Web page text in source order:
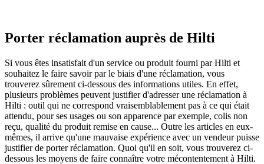
Porter réclamation auprès de Hilti
Si vous êtes insatisfait d'un service ou produit fourni par Hilti et
souhaitez le faire savoir par le biais d'une réclamation, vous
trouverez sûrement ci-dessous des informations utiles. En effet,
plusieurs problèmes peuvent justifier d'adresser une réclamation à
Hilti : outil qui ne correspond vraisemblablement pas à ce qui était
attendu, pour ses usages ou son apparence par exemple, colis non
reçu, qualité du produit remise en cause... Outre les articles en eux-
mêmes, il arrive qu'une mauvaise expérience avec un vendeur puisse
justifier de porter réclamation. Quoi qu'il en soit, vous trouverez ci-
dessous les moyens de faire connaître votre mécontentement à Hilti.